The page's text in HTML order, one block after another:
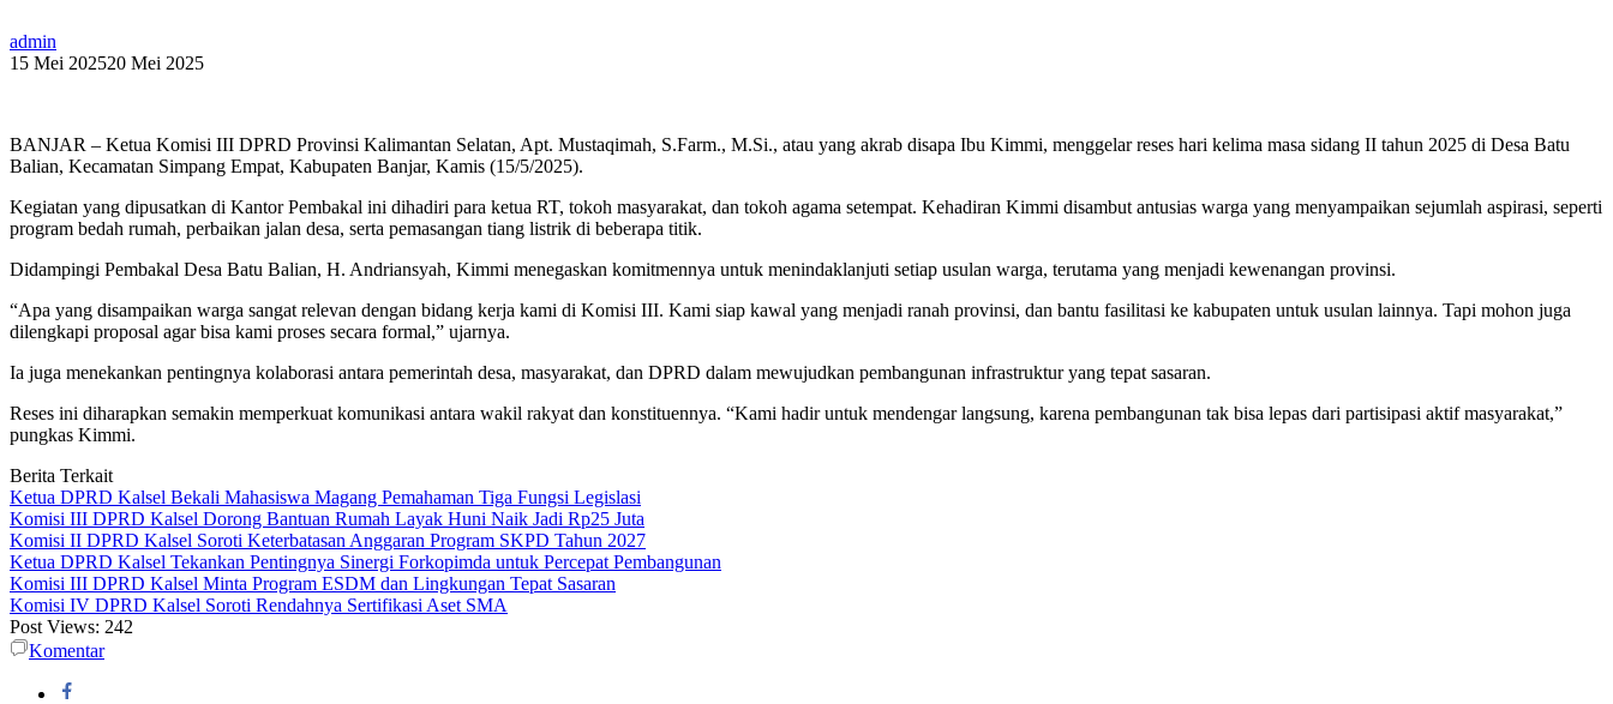
admin
15 Mei 202520 Mei 2025
BANJAR – Ketua Komisi III DPRD Provinsi Kalimantan Selatan, Apt. Mustaqimah, S.Farm., M.Si., atau yang akrab disapa Ibu Kimmi, menggelar reses hari kelima masa sidang II tahun 2025 di Desa Batu
Balian, Kecamatan Simpang Empat, Kabupaten Banjar, Kamis (15/5/2025).
Kegiatan yang dipusatkan di Kantor Pembakal ini dihadiri para ketua RT, tokoh masyarakat, dan tokoh agama setempat. Kehadiran Kimmi disambut antusias warga yang menyampaikan sejumlah aspirasi, seperti
program bedah rumah, perbaikan jalan desa, serta pemasangan tiang listrik di beberapa titik.
Didampingi Pembakal Desa Batu Balian, H. Andriansyah, Kimmi menegaskan komitmennya untuk menindaklanjuti setiap usulan warga, terutama yang menjadi kewenangan provinsi.
“Apa yang disampaikan warga sangat relevan dengan bidang kerja kami di Komisi III. Kami siap kawal yang menjadi ranah provinsi, dan bantu fasilitasi ke kabupaten untuk usulan lainnya. Tapi mohon juga
dilengkapi proposal agar bisa kami proses secara formal,” ujarnya.
Ia juga menekankan pentingnya kolaborasi antara pemerintah desa, masyarakat, dan DPRD dalam mewujudkan pembangunan infrastruktur yang tepat sasaran.
Reses ini diharapkan semakin memperkuat komunikasi antara wakil rakyat dan konstituennya. “Kami hadir untuk mendengar langsung, karena pembangunan tak bisa lepas dari partisipasi aktif masyarakat,”
pungkas Kimmi.
Berita Terkait
Ketua DPRD Kalsel Bekali Mahasiswa Magang Pemahaman Tiga Fungsi Legislasi
Komisi III DPRD Kalsel Dorong Bantuan Rumah Layak Huni Naik Jadi Rp25 Juta
Komisi II DPRD Kalsel Soroti Keterbatasan Anggaran Program SKPD Tahun 2027
Ketua DPRD Kalsel Tekankan Pentingnya Sinergi Forkopimda untuk Percepat Pembangunan
Komisi III DPRD Kalsel Minta Program ESDM dan Lingkungan Tepat Sasaran
Komisi IV DPRD Kalsel Soroti Rendahnya Sertifikasi Aset SMA
Post Views: 242
Komentar